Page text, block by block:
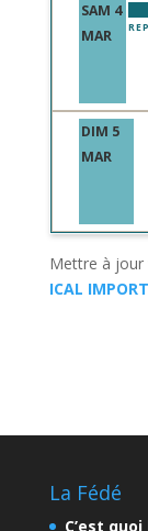
SAM 4
MAR
DIM 5
MAR
Mettre à jour
ICAL IMPORT
La Fédé
C’est quoi